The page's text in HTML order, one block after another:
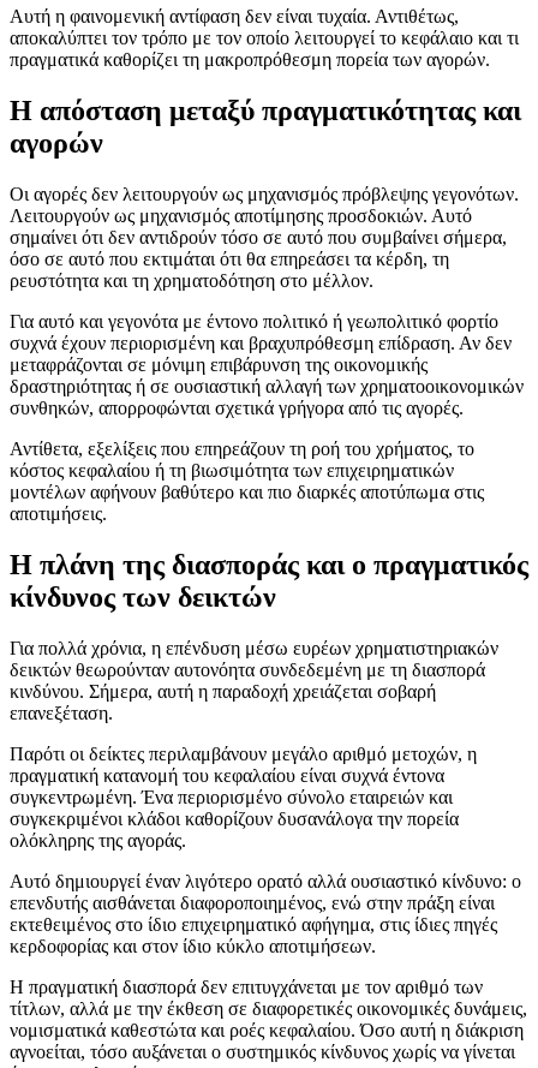
Αυτή η φαινομενική αντίφαση δεν είναι τυχαία. Αντιθέτως,
αποκαλύπτει τον τρόπο με τον οποίο λειτουργεί το κεφάλαιο και τι
πραγματικά καθορίζει τη μακροπρόθεσμη πορεία των αγορών.
Η απόσταση μεταξύ πραγματικότητας και
αγορών
Οι αγορές δεν λειτουργούν ως μηχανισμός πρόβλεψης γεγονότων.
Λειτουργούν ως μηχανισμός αποτίμησης προσδοκιών. Αυτό
σημαίνει ότι δεν αντιδρούν τόσο σε αυτό που συμβαίνει σήμερα,
όσο σε αυτό που εκτιμάται ότι θα επηρεάσει τα κέρδη, τη
ρευστότητα και τη χρηματοδότηση στο μέλλον.
Για αυτό και γεγονότα με έντονο πολιτικό ή γεωπολιτικό φορτίο
συχνά έχουν περιορισμένη και βραχυπρόθεσμη επίδραση. Αν δεν
μεταφράζονται σε μόνιμη επιβάρυνση της οικονομικής
δραστηριότητας ή σε ουσιαστική αλλαγή των χρηματοοικονομικών
συνθηκών, απορροφώνται σχετικά γρήγορα από τις αγορές.
Αντίθετα, εξελίξεις που επηρεάζουν τη ροή του χρήματος, το
κόστος κεφαλαίου ή τη βιωσιμότητα των επιχειρηματικών
μοντέλων αφήνουν βαθύτερο και πιο διαρκές αποτύπωμα στις
αποτιμήσεις.
Η πλάνη της διασποράς και ο πραγματικός
κίνδυνος των δεικτών
Για πολλά χρόνια, η επένδυση μέσω ευρέων χρηματιστηριακών
δεικτών θεωρούνταν αυτονόητα συνδεδεμένη με τη διασπορά
κινδύνου. Σήμερα, αυτή η παραδοχή χρειάζεται σοβαρή
επανεξέταση.
Παρότι οι δείκτες περιλαμβάνουν μεγάλο αριθμό μετοχών, η
πραγματική κατανομή του κεφαλαίου είναι συχνά έντονα
συγκεντρωμένη. Ένα περιορισμένο σύνολο εταιρειών και
συγκεκριμένοι κλάδοι καθορίζουν δυσανάλογα την πορεία
ολόκληρης της αγοράς.
Αυτό δημιουργεί έναν λιγότερο ορατό αλλά ουσιαστικό κίνδυνο: ο
επενδυτής αισθάνεται διαφοροποιημένος, ενώ στην πράξη είναι
εκτεθειμένος στο ίδιο επιχειρηματικό αφήγημα, στις ίδιες πηγές
κερδοφορίας και στον ίδιο κύκλο αποτιμήσεων.
Η πραγματική διασπορά δεν επιτυγχάνεται με τον αριθμό των
τίτλων, αλλά με την έκθεση σε διαφορετικές οικονομικές δυνάμεις,
νομισματικά καθεστώτα και ροές κεφαλαίου. Όσο αυτή η διάκριση
αγνοείται, τόσο αυξάνεται ο συστημικός κίνδυνος χωρίς να γίνεται